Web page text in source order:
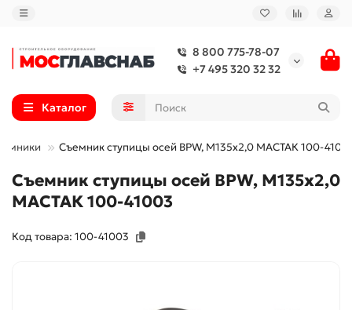
8 800 775-78-07
+7 495 320 32 32
Каталог
Съемник ступицы осей BPW, М135х2,0 МАСТАК 100-
Съемник ступицы осей BPW, М135х2,0
МАСТАК 100-41003
Код товара: 100-41003